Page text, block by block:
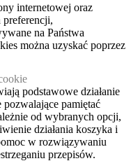
internetowej oraz
preferencji,
na Państwa
można uzyskać poprzez
podstawowe działanie
pamiętać
od wybranych opcji,
działania koszyka i
w rozwiązywaniu
przepisów.